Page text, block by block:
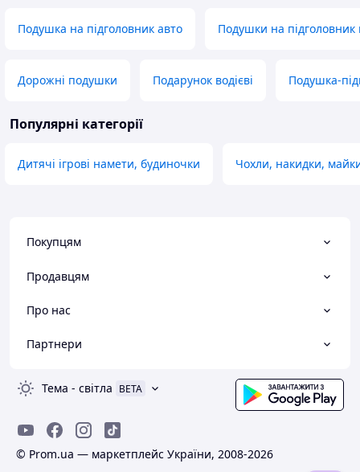
Подушка на підголовник авто Подушки на
Дорожні подушки Подарунок водієві Подушка-
Популярні категорії
Дитячі ігрові намети, будиночки Чохли, накидки,
Покупцям
Продавцям
Про нас
Партнери
Тема - світла BETA
© Prom.ua — маркетплейс України, 2008-2026